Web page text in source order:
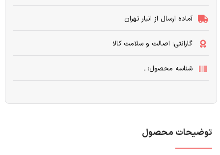
آماده ارسال از انبار تهران
گارانتی: اصالت و سلامت کالا
شناسه محصول: ـ
توضیحات محصول